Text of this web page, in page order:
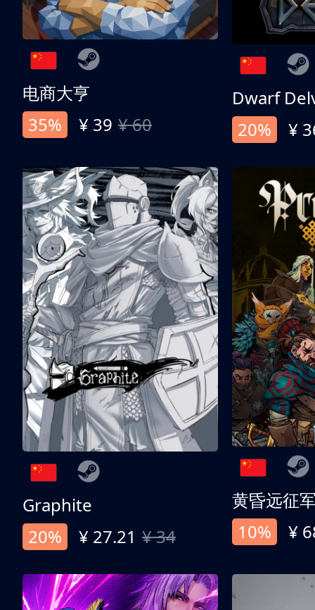
电商大亨
35%
¥ 39 ¥ 60
Dwarf
20%
¥
Graphite
20%
¥ 27.21 ¥ 34
黄昏远征
10%
¥